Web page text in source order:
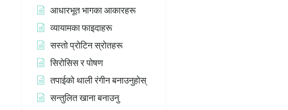
आधारभूत भागका आकारहरू
व्यायामका फाइदाहरू
सस्तो प्रोटिन स्रोतहरू
सिरोसिस र पोषण
तपाईको थाली रंगीन बनाउनुहोस्
सन्तुलित खाना बनाउनु